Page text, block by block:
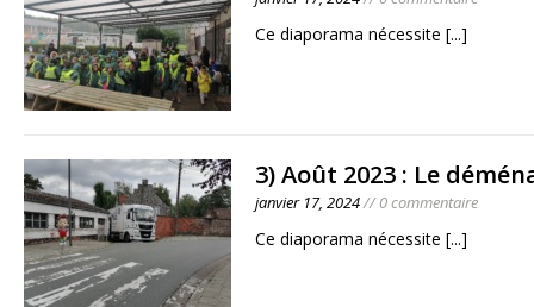
Ce diaporama nécessite [...]
3) Août 2023 : Le
janvier 17, 2024// 0 commentaire
Ce diaporama nécessite [...]